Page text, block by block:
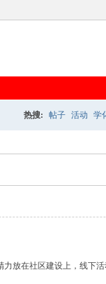
热搜: 帖子 活动 学
放在社区建设上，线下活